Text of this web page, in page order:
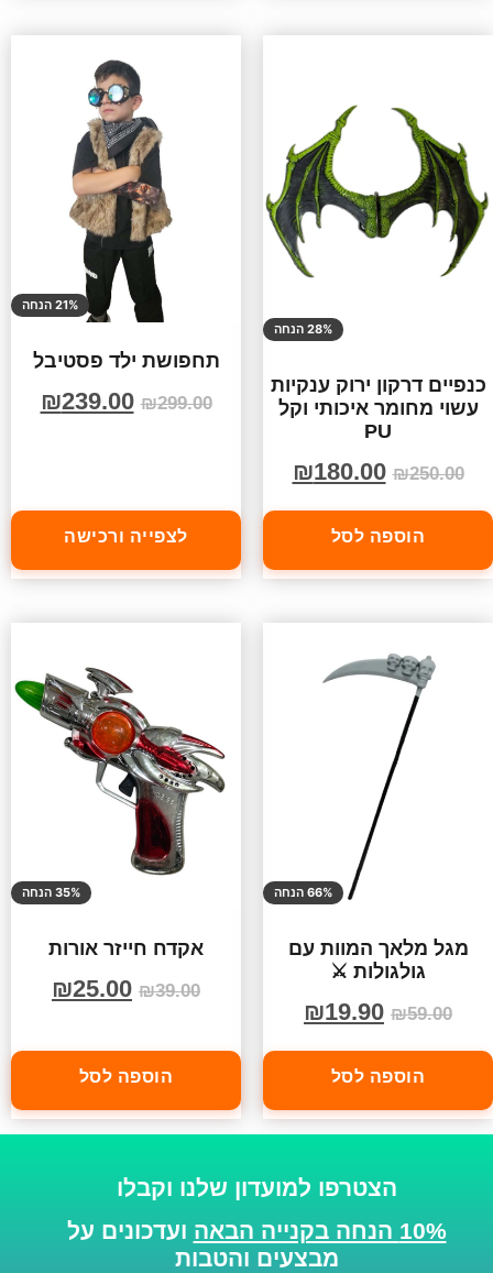
28% הנחה
כנפיים דרקון ירוק ענקיות
עשוי מחומר איכותי וקל
PU
₪250.00
₪180.00
הוספה לסל
21% הנחה
תחפושת ילד פסטיבל
₪299.00
₪239.00
לצפייה ורכישה
66% הנחה
מגל מלאך המוות עם
גולגולות ⚔️
₪59.00
₪19.90
הוספה לסל
35% הנחה
אקדח חייזר אורות
₪39.00
₪25.00
הוספה לסל
הצטרפו למועדון שלנו וקבלו
10% הנחה בקנייה הבאה
ועדכונים על
מבצעים והטבות